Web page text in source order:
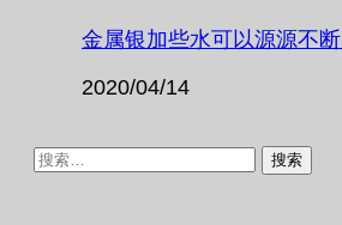
金属银加些水可以源源不
2020/04/14
搜